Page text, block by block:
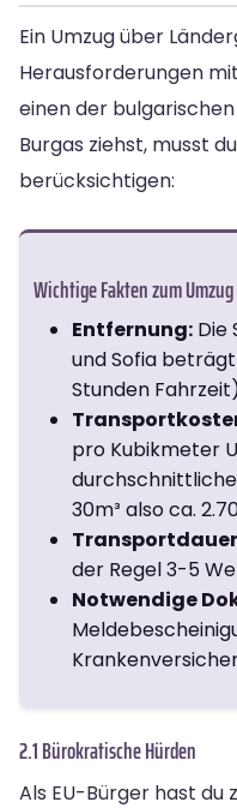
Ein Umzug über
Herausforderungen
einen der
Burgas ziehst, musst
berücksichtigen:
Wichtige Fakten zum
Entfernung: Die
und Sofia
Stunden
pro Kubikmeter
30m³ also ca.
der Regel 3-5
Notwendige
2.1 Bürokratische Hürden
Als EU-Bürger hast du